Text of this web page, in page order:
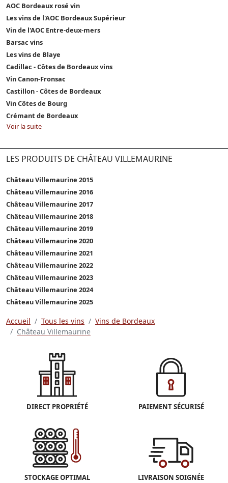
AOC Bordeaux rosé vin
Les vins de l'AOC Bordeaux Supérieur
Vin de l'AOC Entre-deux-mers
Barsac vins
Les vins de Blaye
Cadillac - Côtes de Bordeaux vins
Vin Canon-Fronsac
Castillon - Côtes de Bordeaux
Vin Côtes de Bourg
Crémant de Bordeaux
Voir la suite
LES PRODUITS DE CHÂTEAU VILLEMAURINE
Château Villemaurine 2015
Château Villemaurine 2016
Château Villemaurine 2017
Château Villemaurine 2018
Château Villemaurine 2019
Château Villemaurine 2020
Château Villemaurine 2021
Château Villemaurine 2022
Château Villemaurine 2023
Château Villemaurine 2024
Château Villemaurine 2025
Accueil Tous les vins
Vins de Bordeaux
Château Villemaurine
DIRECT PROPRIÉTÉ PAIEMENT SÉCURISÉ
STOCKAGE OPTIMAL LIVRAISON SOIGNÉE